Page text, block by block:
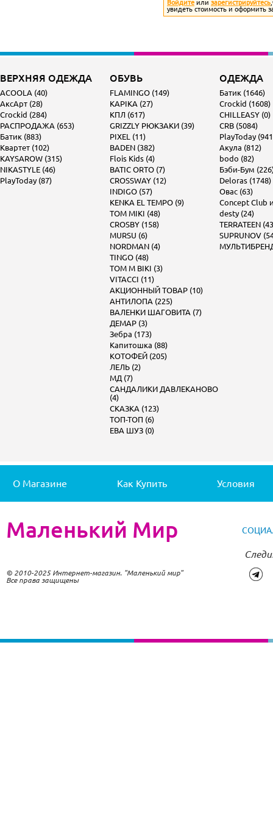
Войдите или зарегистрируйтесь
увидеть стоимость и оформить
ВЕРХНЯЯ ОДЕЖДА
ACOOLA (40)
АксАрт (28)
Crockid (284)
РАСПРОДАЖА (653)
Батик (883)
Квартет (102)
KAYSAROW (315)
NIKASTYLE (46)
PlayToday (87)
ОБУВЬ
FLAMINGO (149)
KAPIKA (27)
КПЛ (617)
GRIZZLY РЮКЗАКИ (39)
PIXEL (11)
BADEN (382)
Flois Kids (4)
BATIC ORTO (7)
CROSSWAY (12)
INDIGO (57)
KENKA EL TEMPO (9)
TOM MIKI (48)
CROSBY (158)
MURSU (6)
NORDMAN (4)
TINGO (48)
TOM M BIKI (3)
VITACCI (11)
АКЦИОННЫЙ ТОВАР (10)
АНТИЛОПА (225)
ВАЛЕНКИ ШАГОВИТА (7)
ДЕМАР (3)
Зебра (173)
Капитошка (88)
КОТОФЕЙ (205)
ЛЕЛЬ (2)
МД (7)
САНДАЛИКИ ДАВЛЕКАНОВО
(4)
СКАЗКА (123)
ТОП-ТОП (6)
ЕВА ШУЗ (0)
ОДЕЖДА
Батик (1646)
Crockid (1608)
CHILLEASY (0)
CRB (5084)
PlayToday
Акула (812)
bodo (82)
Бэби-Бум
Deloras (1748)
Овас (63)
Concept Club
desty (24)
TERRATEEN
SUPRUNOV
О Магазине Как Купить Условия
Маленький Мир
© 2010-2025 Интернет-магазин. "Маленький мир"
Все права защищены